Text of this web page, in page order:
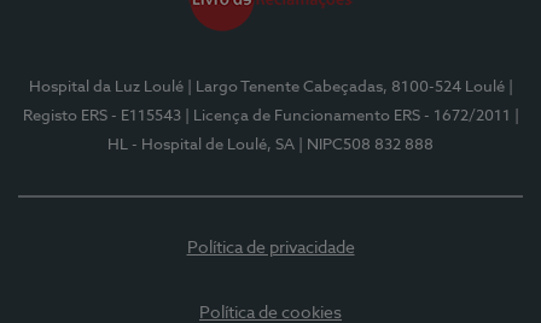
Hospital da Luz Loulé | Largo Tenente Cabeçadas, 8100-524 Loulé
Registo ERS - E115543
| Licença de Funcionamento ERS - 1672/2011
HL - Hospital de Loulé, SA
| NIPC508 832 888
Política de privacidade
Política de cookies